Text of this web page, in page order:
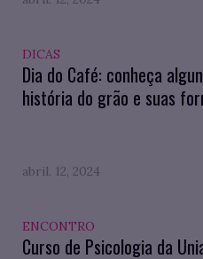
DICAS
Dia do Café: conheça
história do grão e suas
abril. 12, 2024
ENCONTRO
Curso de Psicologia da